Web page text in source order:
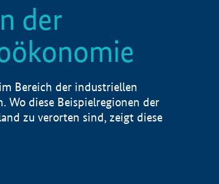
der
Bereich der industriellen
Wo diese Beispielregionen der
zu verorten sind, zeigt diese